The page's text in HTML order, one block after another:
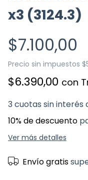
x3 (3124.3)
$7.100,00
Precio sin impuestos
$6.390,00 con
3 cuotas sin interés
10% de descuento
Ver más detalles
Envío gratis